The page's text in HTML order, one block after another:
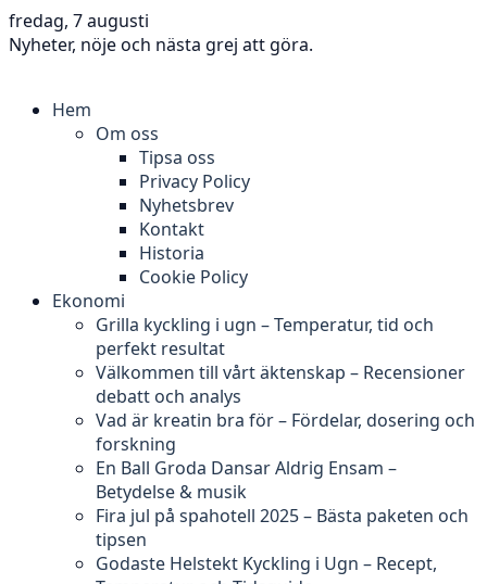
fredag, 7 augusti
Nyheter, nöje och nästa grej att göra.
Hem
Om oss
Tipsa oss
Privacy Policy
Nyhetsbrev
Kontakt
Historia
Cookie Policy
Ekonomi
Grilla kyckling i ugn – Temperatur, tid och
perfekt resultat
Välkommen till vårt äktenskap – Recensioner
debatt och analys
Vad är kreatin bra för – Fördelar, dosering och
forskning
En Ball Groda Dansar Aldrig Ensam –
Betydelse & musik
Fira jul på spahotell 2025 – Bästa paketen och
tipsen
Godaste Helstekt Kyckling i Ugn – Recept,